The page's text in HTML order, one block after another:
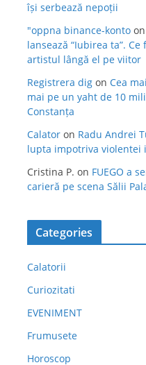
își serbează nepoții
"oppna binance-konto on
lansează “Iubirea ta”.
artistul lângă el pe viitor
Registrera dig on Cea
mai pe un yaht de 10
Constanța
Calator on Radu Andrei
lupta impotriva violentei
Cristina P. on FUEGO a
carieră pe scena Sălii
Categories
Calatorii
Curiozitati
EVENIMENT
Frumusete
Horoscop